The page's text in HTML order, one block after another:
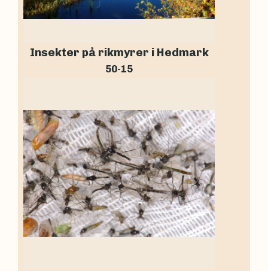
Insekter på rikmyrer i Hedmark
50-15